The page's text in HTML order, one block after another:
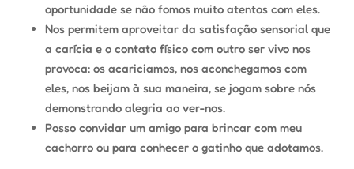
oportunidade se não fomos muito atentos com eles.
Nos permitem aproveitar da satisfação sensorial que
a carícia e o contato físico com outro ser vivo nos
provoca: os acariciamos, nos aconchegamos com
eles, nos beijam à sua maneira, se jogam sobre nós
demonstrando alegria ao ver-nos.
Posso convidar um amigo para brincar com meu
cachorro ou para conhecer o gatinho que adotamos.